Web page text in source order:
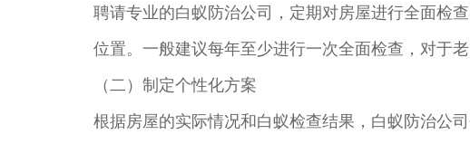
聘请专业的白蚁防治公司，定期对房屋进行全面检
位置。一般建议每年至少进行一次全面检查，对于
（二）制定个性化方案
根据房屋的实际情况和白蚁检查结果，白蚁防治公